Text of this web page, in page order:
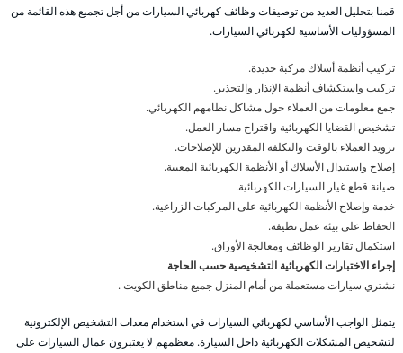
قمنا بتحليل العديد من توصيفات وظائف كهربائي السيارات من أجل تجميع هذه القائمة من
المسؤوليات الأساسية لكهربائي السيارات.
تركيب أنظمة أسلاك مركبة جديدة.
تركيب واستكشاف أنظمة الإنذار والتحذير.
جمع معلومات من العملاء حول مشاكل نظامهم الكهربائي.
تشخيص القضايا الكهربائية واقتراح مسار العمل.
تزويد العملاء بالوقت والتكلفة المقدرين للإصلاحات.
إصلاح واستبدال الأسلاك أو الأنظمة الكهربائية المعيبة.
صيانة قطع غيار السيارات الكهربائية.
خدمة وإصلاح الأنظمة الكهربائية على المركبات الزراعية.
الحفاظ على بيئة عمل نظيفة.
استكمال تقارير الوظائف ومعالجة الأوراق.
إجراء الاختبارات الكهربائية التشخيصية حسب الحاجة
نشتري سيارات مستعملة من أمام المنزل جميع مناطق الكويت .
يتمثل الواجب الأساسي لكهربائي السيارات في استخدام معدات التشخيص الإلكترونية
لتشخيص المشكلات الكهربائية داخل السيارة. معظمهم لا يعتبرون عمال السيارات على